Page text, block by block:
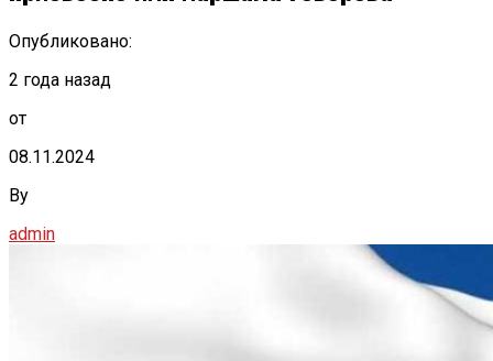
Опубликовано:
2 года назад
от
08.11.2024
By
admin